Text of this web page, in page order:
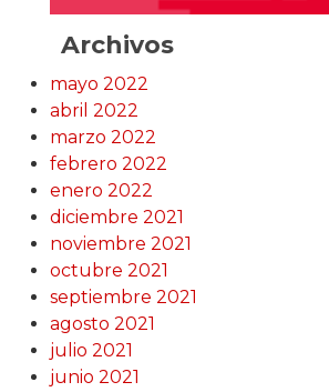
Archivos
mayo 2022
abril 2022
marzo 2022
febrero 2022
enero 2022
diciembre 2021
noviembre 2021
octubre 2021
septiembre 2021
agosto 2021
julio 2021
junio 2021